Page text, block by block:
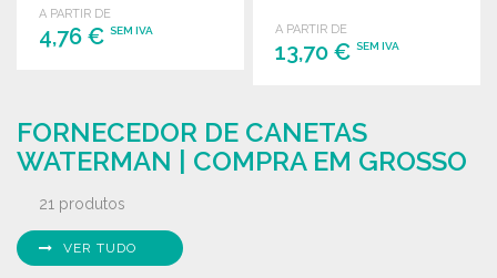
x 14,5 cm.
A PARTIR DE
4,76 € SEM IVA
102 cm.
A PARTIR DE
13,70 €SEM IVA
Solicitar um orçamento
FORNECEDOR DE CANETAS
WATERMAN | COMPRA EM GROSSO
21 produtos
VER TUDO